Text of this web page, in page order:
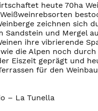
heute 70ha
zeichnen sich
Sandstein und Mergel
ihre vibrierende
die Alpen noch durch
Eiszeit geprägt und
für den
– La Tunella